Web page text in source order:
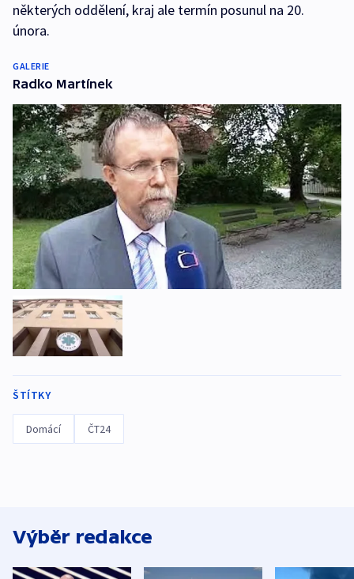
některých oddělení, kraj ale termín posunul na 20.
února.
GALERIE
Radko Martínek
ŠTÍTKY
Domácí ČT24
Výběr redakce